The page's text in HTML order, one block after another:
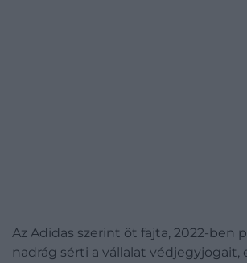
Az Adidas szerint öt fajta, 2022-ben
nadrág sérti a vállalat védjegyjogait,